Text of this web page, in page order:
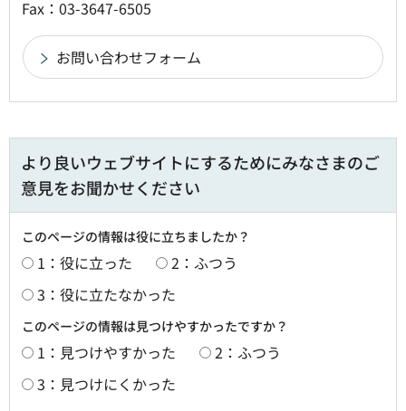
Fax：03-3647-6505
より良いウェブサイトにするためにみなさまのご
意見をお聞かせください
このページの情報は役に立ちましたか？
1：役に立った
2：ふつう
3：役に立たなかった
このページの情報は見つけやすかったですか？
1：見つけやすかった
2：ふつう
3：見つけにくかった